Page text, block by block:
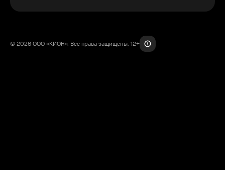
© 2026 ООО «КИОН». Все права защищены. 12+